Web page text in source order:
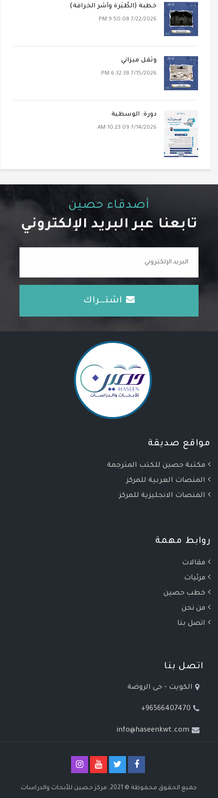
خطبة (الطِّيَرة وأَسْر الخُرافة)
7/22/2026 9:50:08 PM
وثقل ميزاني
7/15/2026 6:32:38 PM
دورة: الوسطية
7/14/2026 10:23:09 AM
أصدقاء حصين
تابعنا عبر البريد الإلكتروني
اشتــراك
مواقع صديقة
مكتبة حصين للكتب المترجمة
المنصات العربية للمركز
المنصات الانجليزية للمركز
روابط مهمة
مقالات
مرئيات
خطب حصين
من نحن
اتصل بنا
اتصل بنا
الكويت - حى الروضة
+96566407470
info@haseenkwt.com
جميع الحقوق محفوظة © 2021, مركز حصين للأبحاث والدراسات